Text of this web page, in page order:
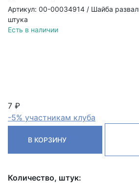
Артикул: 00-00034914 / Шайба
штука
Есть в наличии
7 ₽
-5% участникам клуба
В КОРЗИНУ
Количество, штук: